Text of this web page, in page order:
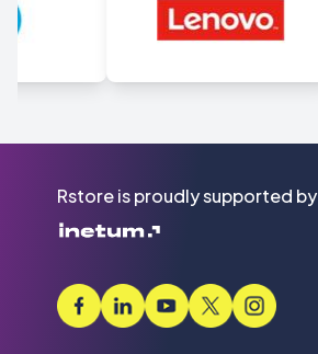
Rstore is proudly supported by